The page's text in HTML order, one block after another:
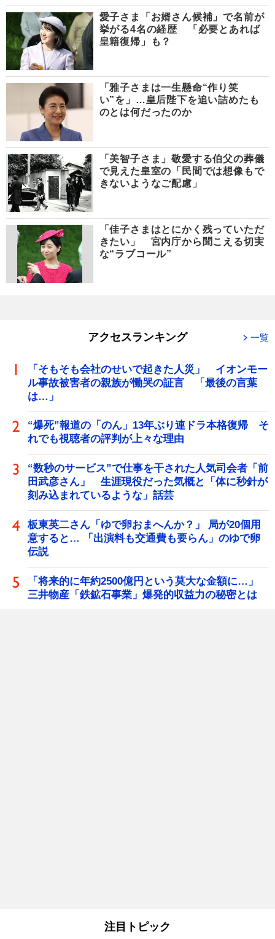
愛子さま「お婿さん候補」で名前が
挙がる4名の経歴 「必要とあれば
皇籍復帰」も？
「雅子さまは一生懸命“作り笑
い”を」…皇后陛下を追い詰めたも
のとは何だったのか
「美智子さま」敬愛する伯父の葬儀
で見えた皇室の「民間では想像もで
きないようなご配慮」
「佳子さまはとにかく残っていただ
きたい」 宮内庁から聞こえる切実
な“ラブコール”
アクセスランキング 一覧
「そもそも会社のせいで起きた人災」 イオンモー
ル事故被害者の親族が慟哭の証言 「最後の言葉
は…」
“爆死”報道の「のん」13年ぶり連ドラ本格復帰 そ
れでも視聴者の評判が上々な理由
“数秒のサービス”で仕事を干された人気司会者「前
田武彦さん」 生涯現役だった気概と「体に秒針が
刻み込まれているような」話芸
板東英二さん「ゆで卵おまへんか？」 局が20個用
意すると… 「出演料も交通費も要らん」のゆで卵
伝説
「将来的に年約2500億円という莫大な金額に…」
三井物産「鉄鉱石事業」爆発的収益力の秘密とは
注目トピック